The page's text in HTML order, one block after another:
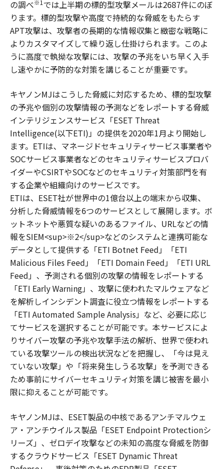
の調べ※1では上半期の標的型攻撃メールは2687件にのぼ
ります。標的型攻撃や高度で持続的な脅威をもたらす
APT攻撃は、攻撃者の長期的な情報収集と緻密な戦略に
よりカスタマイズして繰り返し仕掛けられます。このよ
うに高度で執拗な攻撃には、攻撃の予兆をいち早く入手
し速やかに予防的な対策を講じることが重要です。
キヤノンMJはこうした脅威に対応するため、標的型攻撃
の予兆や個別の攻撃情報の予測などをレポートする脅威
インテリジェンスサービス「ESET Threat
Intelligence(以下ETI)」の提供を2020年1月より開始し
ます。ETIは、マネージドセキュリティサービス事業者や
SOCサービス事業者などのセキュリティサービスプロバ
イダーやCSIRTやSOCなどのセキュリティ対策部門を有
する企業や組織向けのサービスです。
ETIは、ESET社が世界中の1億台以上の端末から収集、
分析した脅威情報を6つのサービスとして展開します。ボ
ットネットや悪質な疑いのあるファイル、URLなどの情
報をSIEM<sup>※2</sup>などのシステムと連携可能な
データとして提供する「ETI Botnet Feed」「ETI
Malicious Files Feed」「ETI Domain Feed」「ETI URL
Feed」、予測される個別の攻撃の情報をレポートする
「ETI Early Warning」、攻撃に使われたマルウェアなど
を解析しインシデント調査に役立つ情報をレポートする
「ETI Automated Sample Analysis」など、必要に応じ
てサービスを選択することが可能です。本サービスによ
りサイバー攻撃の予兆や攻撃手法の解析、世界で使われ
ている攻撃ツールの検出状況などを把握し、「今は見え
ていない攻撃」や「将来発生しうる攻撃」を予測できる
ため事前にサイバーセキュリティ対策を講じ被害を最小
限に抑えることが可能です。
キヤノンMJは、ESET製品の中核であるアンチマルウェ
ア・アンチウイルス製品「ESET Endpoint Protectionシ
リーズ」、ゼロデイ攻撃などの未知の高度な脅威を防御
するクラウドサービス「ESET Dynamic Threat